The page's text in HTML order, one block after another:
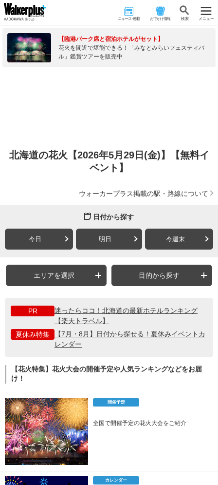
ニュース･連載 おでかけ情報 検 索 メニュー
【臨港パーク席と宿泊ホテルがセット】
花火を間近で堪能できる！「みなとみらいフェスティバ
ル」鑑賞ツアーを販売中
北海道の花火【2026年5月29日(金)】【無料イ
ベント】
ウォーカープラス掲載の駅・路線について
日付から探す
今日 明日 今週末
エリアを選択 目的から探す
PR
迷ったらココ！北海道の最新ホテルランキング
【楽天トラベル】
夏休み特集
【7月・8月】日付から探せる！夏休みイベントカ
レンダー
【花火特集】花火大会の開催予定や人気ランキングなどをお届
け！
開催予定
全国で開催予定の花火大会をご紹介
カレンダー